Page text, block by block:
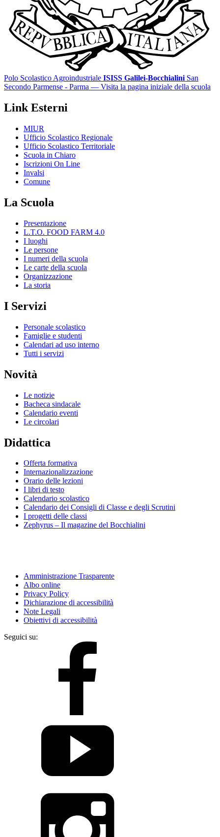
Polo Scolastico Agroindustriale ISISS Galilei-Bocchialini San
Secondo Parmense - Parma — Visita la pagina iniziale della scuola
Link Esterni
MIUR
Ufficio Scolastico Regionale
Ufficio Scolastico Territoriale
Scuola in Chiaro
Iscrizioni On Line
Invalsi
Comune
La Scuola
Presentazione
L.T.O. FOOD FARM 4.0
I luoghi
Le persone
I numeri della scuola
Le carte della scuola
Organizzazione
La storia
I Servizi
Personale scolastico
Famiglie e studenti
Calendari ad uso interno
Tutti i servizi
Novità
Le notizie
Bacheca sindacale
Calendario eventi
Le circolari
Didattica
Offerta formativa
Internazionalizzazione
Orario delle lezioni
I libri di testo
Calendario scolastico
Calendario dei Consigli di Classe e degli Scrutini
I progetti delle classi
Zephyrus – Il magazine del Bocchialini
Amministrazione Trasparente
Albo online
Privacy Policy
Dichiarazione di accessibilità
Note Legali
Obiettivi di accessibilità
Seguici su: